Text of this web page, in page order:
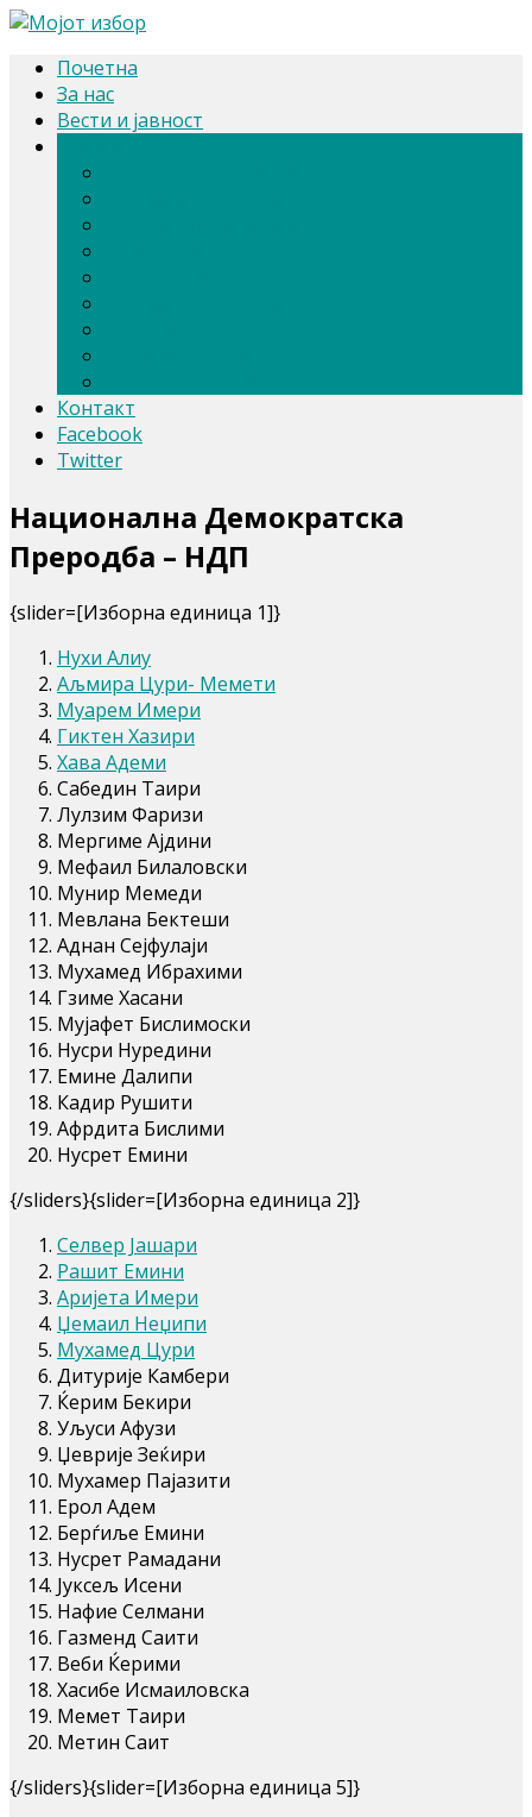
Почетна
За нас
Вести и јавност
Контакт
Facebook
Twitter
Национална Демократска
Преродба – НДП
{slider=[Изборна единица 1]}
Нухи Алиу
Аљмира Цури- Мемети
Муарем Имери
Гиктен Хазири
Хава Адеми
Сабедин Таири
Лулзим Фаризи
Мергиме Ајдини
Мефаил Билаловски
Мунир Мемеди
Мевлана Бектеши
Аднан Сејфулаји
Мухамед Ибрахими
Гзиме Хасани
Мујафет Бислимоски
Нусри Нуредини
Емине Далипи
Кадир Рушити
Афрдита Бислими
Нусрет Емини
{/sliders}{slider=[Изборна единица 2]}
Селвер Јашари
Рашит Емини
Аријета Имери
Џемаил Неџипи
Мухамед Цури
Дитурије Камбери
Ќерим Бекири
Уљуси Афузи
Џеврије Зеќири
Мухамер Пајазити
Ерол Адем
Берѓиље Емини
Нусрет Рамадани
Јуксељ Исени
Нафие Селмани
Газменд Саити
Веби Ќерими
Хасибе Исмаиловска
Мемет Таири
Метин Саит
{/sliders}{slider=[Изборна единица 5]}